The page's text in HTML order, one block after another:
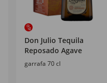
Don Julio Tequila
Reposado Agave
garrafa 70 cl